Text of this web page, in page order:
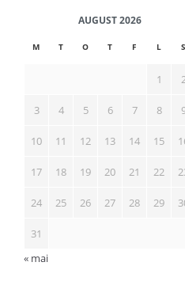
AUGUST 2026
M T O T F L S
1
3 4 5 6 7 8
10 11 12 13 14 15
17 18 19 20 21 22
24 25 26 27 28 29
31
« mai